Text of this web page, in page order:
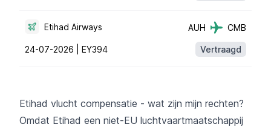
Etihad Airways AUH CMB
24-07-2026 | EY394 Vertraagd
Etihad vlucht compensatie - wat zijn mijn rechten?
Omdat Etihad een niet-EU luchtvaartmaatschappij